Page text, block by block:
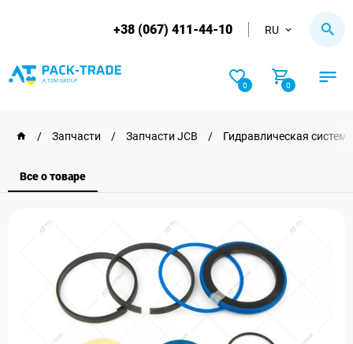
+38 (067) 411-44-10 RU
0 0
/ Запчасти / Запчасти JCB / Гидравлическая система
Все о товаре